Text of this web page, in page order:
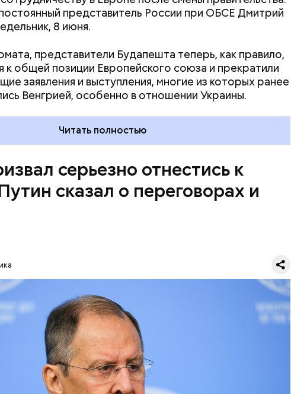
представитель России при ОБСЕ Дмитрий
8 июня.
представители Будапешта теперь, как правило,
к общей позиции Европейского союза и прекратили
заявления и выступления, многие из которых ранее
Венгрией, особенно в отношении Украины.
Читать полностью
серьезно отнестись к
сказал о переговорах и
отнестись к тому, что сказал президент Путин,
Сейчас все зависит не от переговоров, а от
на фронте, — приводит его словаРИА
в Анкоридже на переговорах между Путиным и
Дональдом Трампом.
кредита в размере5,9 миллиарда евро
в июне.